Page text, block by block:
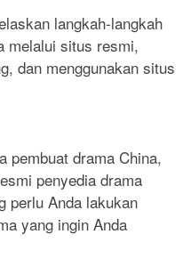
langkah-langkah
melalui situs resmi,
dan menggunakan situs
pembuat drama China,
penyedia drama
perlu Anda lakukan
yang ingin Anda